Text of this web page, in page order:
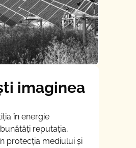
imaginea
în energie
reputația,
protecția mediului și